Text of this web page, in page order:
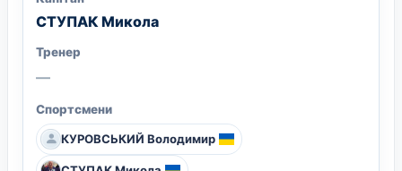
СТУПАК Микола
Тренер
—
Спортсмени
КУРОВСЬКИЙ Володимир